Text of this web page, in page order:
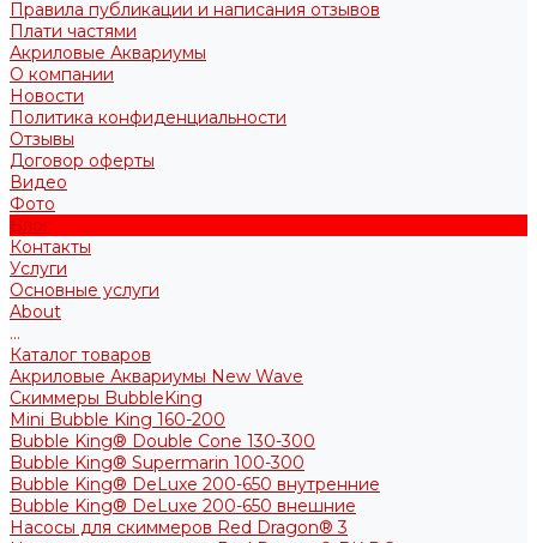
Правила публикации и написания отзывов
Плати частями
Акриловые Аквариумы
О компании
Новости
Политика конфиденциальности
Отзывы
Договор оферты
Видео
Фото
Блог
Контакты
Услуги
Основные услуги
About
...
Каталог товаров
Акриловые Аквариумы New Wave
Скиммеры BubbleKing
Mini Bubble King 160-200
Bubble King® Double Cone 130-300
Bubble King® Supermarin 100-300
Bubble King® DeLuxe 200-650 внутренние
Bubble King® DeLuxe 200-650 внешние
Насосы для скиммеров Red Dragon® 3